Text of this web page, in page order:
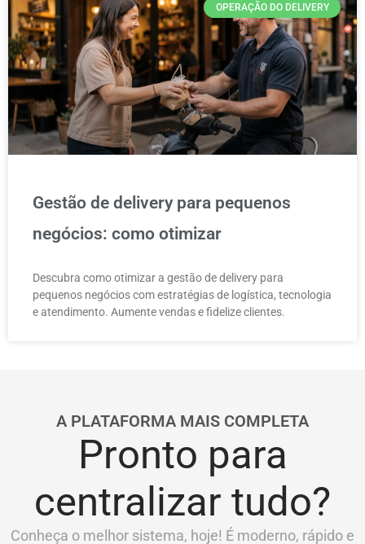
OPERAÇÃO DO DELIVERY
Gestão de delivery para pequenos
negócios: como otimizar
Descubra como otimizar a gestão de delivery para
pequenos negócios com estratégias de logística, tecnologia
e atendimento. Aumente vendas e fidelize clientes.
A PLATAFORMA MAIS COMPLETA
Pronto para
centralizar tudo?
Conheça o melhor sistema, hoje! É moderno, rápido e